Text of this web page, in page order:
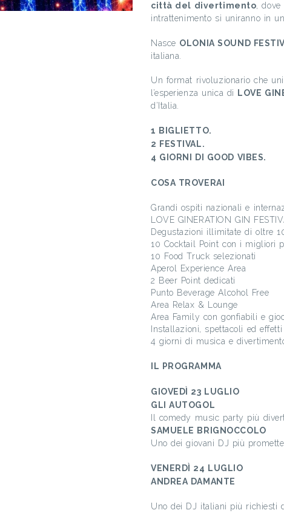
città del divertimento ,
intrattenimento si uniranno in
Nasce OLONIA SOUND
italiana.
Un format rivoluzionario che
l’esperienza unica di
LOVE
d’Italia.
1 BIGLIETTO.
2 FESTIVAL.
4 GIORNI DI GOOD VIBES.
COSA TROVERAI
Grandi ospiti nazionali e
LOVE GINERATION GIN
Degustazioni illimitate di oltre
10 Cocktail Point con i migliori
10 Food Truck selezionati
Aperol Experience Area
2 Beer Point dedicati
Punto Beverage Alcohol Free
Area Relax & Lounge
Area Family con gonfiabili e
Installazioni, spettacoli ed
4 giorni di musica e
IL PROGRAMMA
GIOVEDÌ 23 LUGLIO
GLI AUTOGOL
Il comedy music party più
SAMUELE BRIGNOCCOLO
Uno dei giovani DJ più
VENERDÌ 24 LUGLIO
ANDREA DAMANTE
Uno dei DJ italiani più richiesti